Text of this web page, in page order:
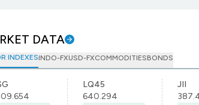
DATA
INDEXESINDO-FXUSD-FXCOMMODITIESBONDS
LQ45
640.294
JII